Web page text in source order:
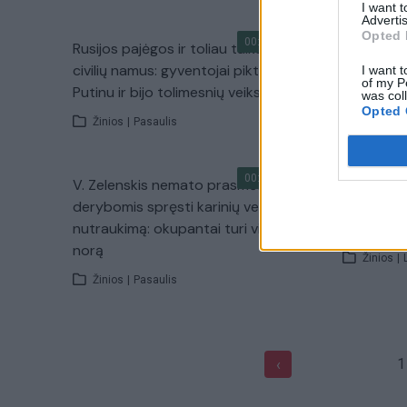
I want
Opted
I want
of my
was
Opted
00:01:08
Rusijos pajėgos ir toliau taikosi į
civilių namus: gyventojai piktinasi V.
Putinu ir bijo tolimesnių veiksmų
Žinios Pasaulis
Kol V.
siekius:
Žinios
00:02:12
V. Zelenskis nemato prasmės
derybomis spręsti karinių veiksmų
nutraukimą: okupantai turi vieną
norą
Žinios Pasaulis
Mano,
Žinios
‹ 1